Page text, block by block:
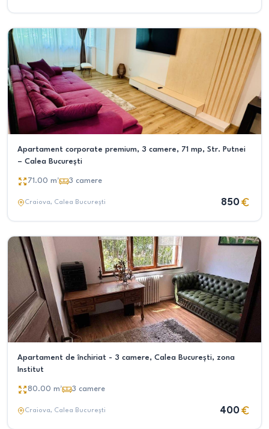
Apartament corporate premium, 3 camere, 71 mp, Str. Putnei
– Calea București
71.00 m² 3 camere
Craiova, Calea București 850
Apartament de închiriat - 3 camere, Calea București, zona
Institut
80.00 m² 3 camere
Craiova, Calea București 400